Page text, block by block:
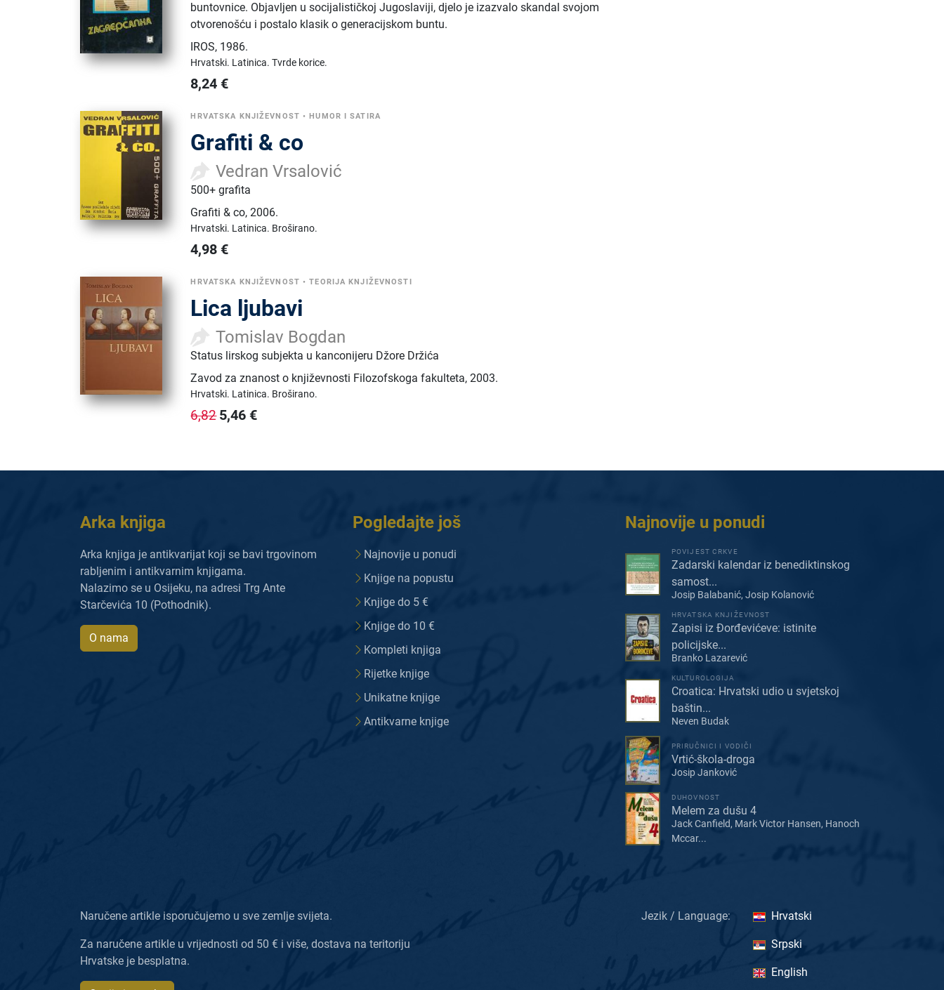
buntovnice. Objavljen u socijalističkoj Jugoslaviji, djelo je izazvalo skandal svojom
otvorenošću i postalo klasik o generacijskom buntu.
IROS, 1986.
Hrvatski. Latinica.Tvrde korice.
8,24 €
HRVATSKA KNJIŽEVNOST • HUMOR I SATIRA
Grafiti & co
Vedran Vrsalović
500+ grafita
Grafiti & co,2006.
Hrvatski. Latinica. Broširano.
4,98 €
HRVATSKA KNJIŽEVNOST •TEORIJA KNJIŽEVNOSTI
Lica ljubavi
Tomislav Bogdan
Status lirskog subjekta u kanconijeru Džore Držića
Zavod za znanost o književnosti Filozofskoga fakulteta,2003.
Hrvatski. Latinica. Broširano.
6,825,46 €
Arka knjiga
Arka knjiga je antikvarijat koji se bavi trgovinom
rabljenim i antikvarnim knjigama.
Nalazimo se u Osijeku, na adresi Trg Ante
Starčevića 10 (Pothodnik).
O nama
Pogledajte još
Najnovije u ponudi
Knjige na popustu
Knjige do 5 €
Knjige do 10 €
Kompleti knjiga
Rijetke knjige
Unikatne knjige
Antikvarne knjige
Najnovije u ponudi
POVIJEST CRKVE
Zadarski kalendar iz benediktinskog
samost...
Josip Balabanić, Josip Kolanović
HRVATSKA KNJIŽEVNOST
Zapisi iz Đorđevićeve: istinite
policijske...
Branko Lazarević
KULTUROLOGIJA
Croatica: Hrvatski udio u svjetskoj
baštin...
Neven Budak
PRIRUČNICI I VODIČI
Vrtić-škola-droga
Josip Janković
DUHOVNOST
Melem za dušu 4
Jack Canfield, Mark Victor Hansen, Hanoch
Mccar...
Naručene artikle isporučujemo u sve zemlje svijeta.
Za naručene artikle u vrijednosti od 50 € i više, dostava na teritoriju
Hrvatske je besplatna.
Jezik / Language: Hrvatski
Srpski
English